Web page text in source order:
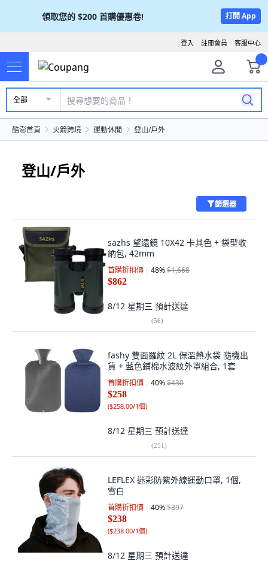
領取您的 $200 首購優惠卷! 打開 App
客服中心
註冊會員
登入
全部
酷澎首頁 火箭跨境 運動休閒 登山/戶外
登山/戶外
篩選器
sazhs 望遠鏡 10X42 卡其色 + 袋型收
納包, 42mm
首購折扣價 48%$1,668
$862
8/12 星期三 預計送達
(56)
fashy 雙面羅紋 2L 保溫熱水袋 隨機出
貨 + 藍色鋪棉水波紋外罩組合, 1套
首購折扣價 40%$430
$258
($258.00/1個)
8/12 星期三 預計送達
(251)
LEFLEX 迷彩防紫外線運動口罩, 1個,
雪白
首購折扣價 40%$397
$238
($238.00/1個)
8/12 星期三 預計送達